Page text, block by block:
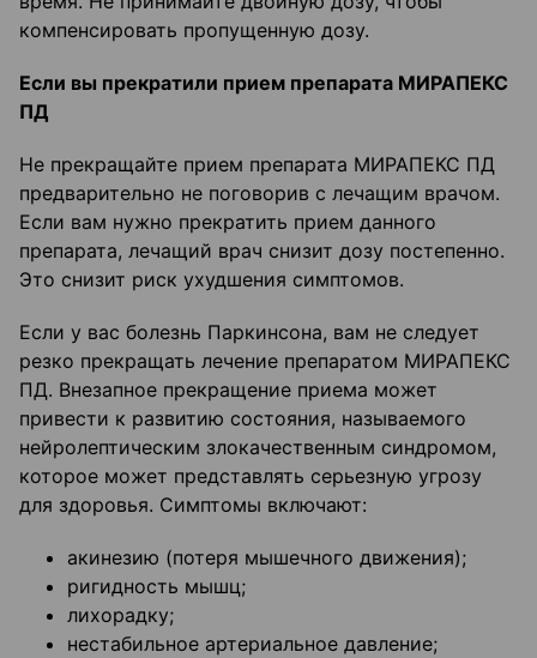
компенсировать пропущенную дозу.
Если вы прекратили прием препарата МИРАПЕКС
ПД
Не прекращайте прием препарата МИРАПЕКС ПД
предварительно не поговорив с лечащим врачом.
Если вам нужно прекратить прием данного
препарата, лечащий врач снизит дозу постепенно.
Это снизит риск ухудшения симптомов.
Если у вас болезнь Паркинсона, вам не следует
резко прекращать лечение препаратом МИРАПЕКС
ПД. Внезапное прекращение приема может
привести к развитию состояния, называемого
нейролептическим злокачественным синдромом,
которое может представлять серьезную угрозу
для здоровья. Симптомы включают:
акинезию (потеря мышечного движения);
ригидность мышц;
лихорадку;
нестабильное артериальное давление;